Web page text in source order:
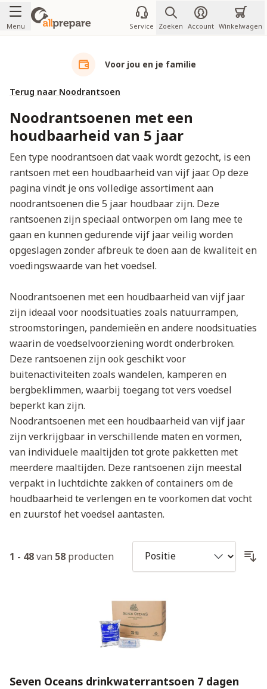
Ga naar de inhoud
Menu Service Zoeken Account Winkelwagen
Voor jou en je familie
Terug naar Noodrantsoen
Noodrantsoenen met een
houdbaarheid van 5 jaar
Een type noodrantsoen dat vaak wordt gezocht, is een
rantsoen met een houdbaarheid van vijf jaar. Op deze
pagina vindt je ons volledige assortiment aan
noodrantsoenen die 5 jaar houdbaar zijn. Deze
rantsoenen zijn speciaal ontworpen om lang mee te
gaan en kunnen gedurende vijf jaar veilig worden
opgeslagen zonder afbreuk te doen aan de kwaliteit en
voedingswaarde van het voedsel.
Noodrantsoenen met een houdbaarheid van vijf jaar
zijn ideaal voor noodsituaties zoals natuurrampen,
stroomstoringen, pandemieën en andere noodsituaties
waarin de voedselvoorziening wordt onderbroken.
Deze rantsoenen zijn ook geschikt voor
buitenactiviteiten zoals wandelen, kamperen en
bergbeklimmen, waarbij toegang tot vers voedsel
beperkt kan zijn.
Noodrantsoenen met een houdbaarheid van vijf jaar
zijn verkrijgbaar in verschillende maten en vormen,
van individuele maaltijden tot grote pakketten met
meerdere maaltijden. Deze rantsoenen zijn meestal
verpakt in luchtdichte zakken of containers om de
houdbaarheid te verlengen en te voorkomen dat vocht
en zuurstof het voedsel aantasten.
1 - 48van 58 producten
Seven Oceans drinkwaterrantsoen 7 dagen